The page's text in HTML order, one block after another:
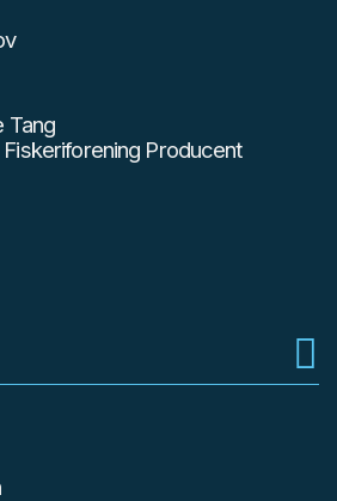
Tang
Producent